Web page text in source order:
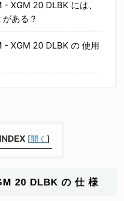
- XGM 20 DLBK には、
ある？
- XGM 20 DLBK の 使用
INDEX [開く ]
20 DLBK の 仕 様